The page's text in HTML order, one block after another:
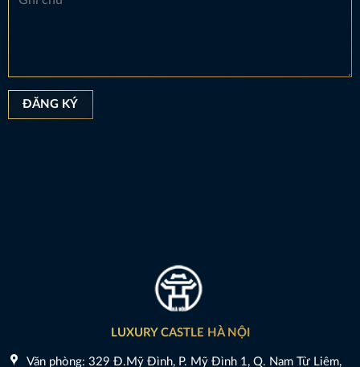
LUXURY CASTLE HÀ NỘI
Văn phòng: 329 Đ.Mỹ Đình, P. Mỹ Đình 1, Q. Nam Từ Liêm,